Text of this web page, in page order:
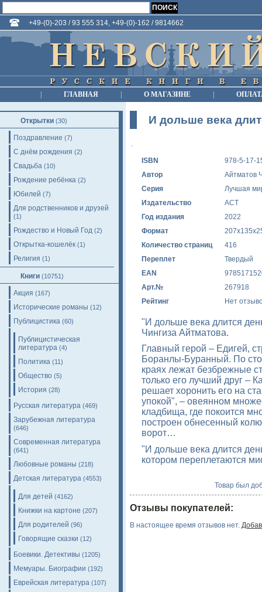
+49-(0)-203 / 93 555 314, +49-(0)-162 / 9814662
ГЛАВНАЯ О МАГАЗИНЕ
Открытки (30)
Поздравление (7)
С днём рождения (2)
Свадьба (10)
Рождение ребёнка (2)
Юбилей (7)
Для родственников и друзей
(1)
Рождество и Новый Год (2)
Открытка-кошелёк (1)
Религия (1)
Книги (10751)
Акция (167)
Исторические романы (12)
Публицистика (60)
Публицистическая
литература (4)
Политика (11)
Общество (5)
История (28)
Русская литература (469)
Зарубежная литература
(646)
Современная литература
(641)
Любовные романы (218)
Детская литература (4553)
Для детей (4162)
Книжки на картоне (207)
Для родителей (96)
Говорящие сказки (12)
Боевики. Детективы (1205)
Мемуары. Биографии (192)
Еврейская литература (107)
И дольше века
ISBN
978-5-17-
Автор
Айтматов
Серия
Лучшая
Издательство
АСТ
Год издания
2022
Формат
Количество страниц
416
Переплет
Твердый
EAN
Арт.№
267918
Рейтинг
Нет
"И дольше века длится
Чингиза Айтматова.
Главный герой – Едигей,
Боранлы-Буранный. По
краях лежат безбрежные
только его лучший друг –
решает хоронить его на
упокой", – овеянном
кладбища, где покоится
построен обнесенный
ворот…
"И дольше века длится
котором переплетаются
Товар был
Отзывы покупателей:
В настоящее время отзывов нет.